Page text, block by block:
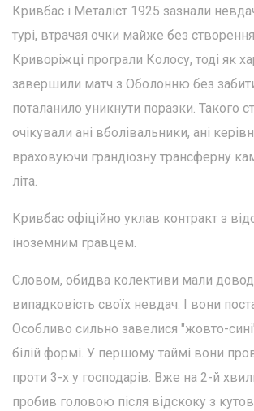
Кривбас і Металіст 1925 зазнали
турі, втрачая очки майже без
Криворіжці програли Колосу, тоді як
завершили матч з Оболонню без
поталанило уникнути поразки. Такого
очікували ані вболівальники, ані
враховуючи грандіозну трансферну
літа.
Кривбас офіційно уклав контракт з
іноземним гравцем.
Словом, обидва колективи мали
випадковість своїх невдач. І вони
Особливо сильно завелися "жовто-
білій формі. У першому таймі вони
проти 3-х у господарів. Вже на 2-й
пробив головою після відскоку з